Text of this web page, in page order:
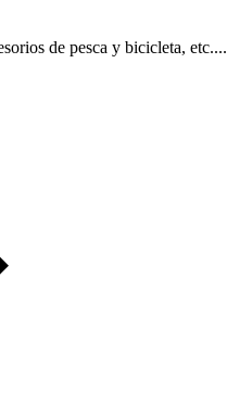
de pesca y bicicleta, etc....